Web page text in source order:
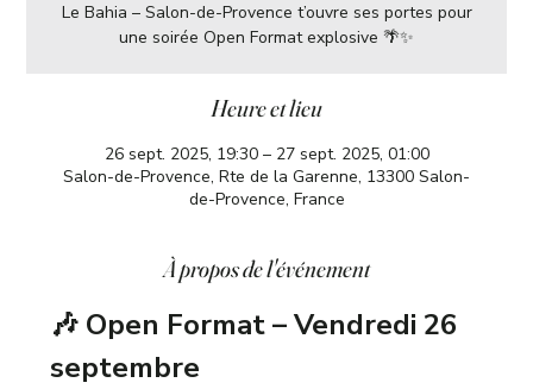
Le Bahia – Salon-de-Provence t’ouvre ses portes pour
une soirée Open Format explosive 🌴✨
Heure et lieu
26 sept. 2025, 19:30 – 27 sept. 2025, 01:00
Salon-de-Provence, Rte de la Garenne, 13300 Salon-
de-Provence, France
À propos de l'événement
🎶 Open Format – Vendredi 26
septembre